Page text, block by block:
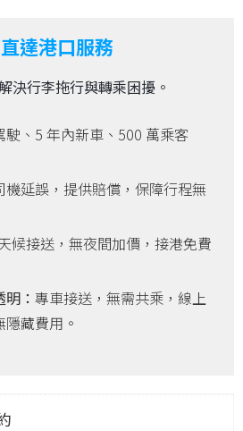
達港口服務
決行李拖行與轉乘困擾。
駛、5 年內新車、500 萬乘客
機延誤，提供賠償，保障行程無
候接送，無夜間加價，接港免費
： 專車接送，無需共乘，線上
藏費用。